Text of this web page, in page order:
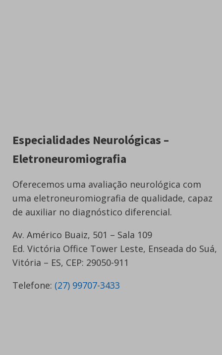
Especialidades Neurológicas –
Eletroneuromiografia
Oferecemos uma avaliação neurológica com
uma eletroneuromiografia de qualidade, capaz
de auxiliar no diagnóstico diferencial.
Av. Américo Buaiz, 501 – Sala 109
Ed. Victória Office Tower Leste, Enseada do Suá,
Vitória – ES, CEP: 29050-911
Telefone: (27) 99707-3433